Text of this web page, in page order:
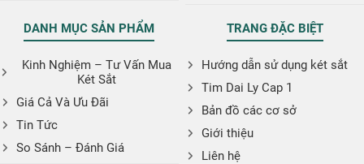
DANH MỤC SẢN PHẨM
Kinh Nghiệm – Tư Vấn Mua
Két Sắt
Giá Cả Và Ưu Đãi
Tin Tức
So Sánh – Đánh Giá
TRANG ĐẶC BIỆT
Hướng dẫn sử dụng két sắt
Tim Dai Ly Cap 1
Bản đồ các cơ sở
Giới thiệu
Liên hệ